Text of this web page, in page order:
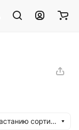
По возрастанию сортировки